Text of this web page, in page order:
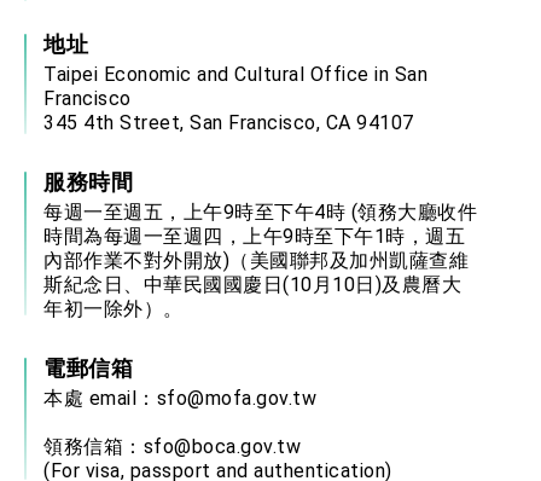
地址
Taipei Economic and Cultural Office in San
Francisco
345 4th Street, San Francisco, CA 94107
服務時間
每週一至週五，上午9時至下午4時 (領務大廳收件
時間為每週一至週四，上午9時至下午1時，週五
內部作業不對外開放)（美國聯邦及加州凱薩查維
斯紀念日、中華民國國慶日(10月10日)及農曆大
年初一除外）。
電郵信箱
本處 email： sfo@mofa.gov.tw
領務信箱： sfo@boca.gov.tw
(For visa, passport and authentication)